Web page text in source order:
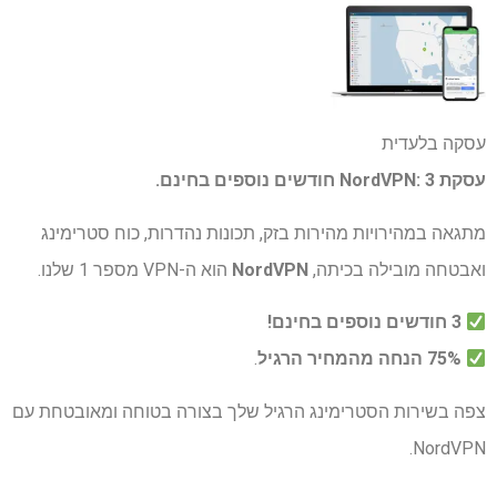
עסקה בלעדית
עסקת NordVPN: 3 חודשים נוספים בחינם.
מתגאה במהירויות מהירות בזק, תכונות נהדרות, כוח סטרימינג
ואבטחה מובילה בכיתה, NordVPN הוא ה-VPN מספר 1 שלנו.
3 חודשים נוספים בחינם!
.
צפה בשירות הסטרימינג הרגיל שלך בצורה בטוחה ומאובטחת עם
NordVPN.